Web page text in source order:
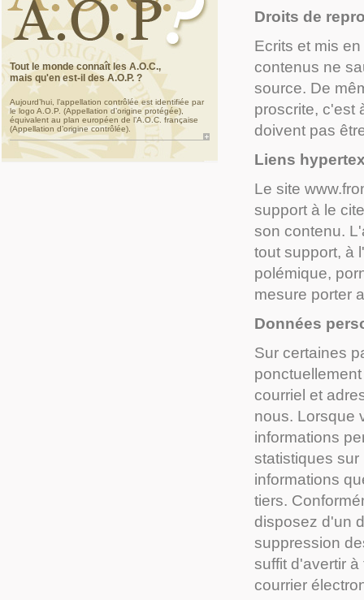
Tout le monde connaît les A.O.C.,
mais qu'en est-il des A.O.P. ?
Aujourd’hui, l’appellation contrôlée est identifiée par
le logo A.O.P. (Appellation d’origine protégée),
équivalent au plan européen de l’A.O.C. française
(Appellation d’origine contrôlée).
Droits de
Ecrits et mis
contenus ne
source. De
proscrite, c'est
doivent pas
Liens
Le site
support à le
son contenu.
tout support, à
polémique,
mesure porter
Données
Sur certaines
courriel et
nous. Lorsque
informations
statistiques
informations
tiers.
disposez d'un
suppression
suffit d'avertir
courrier